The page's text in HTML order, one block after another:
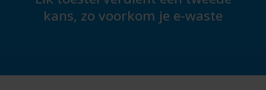
kans, zo voorkom je e-waste